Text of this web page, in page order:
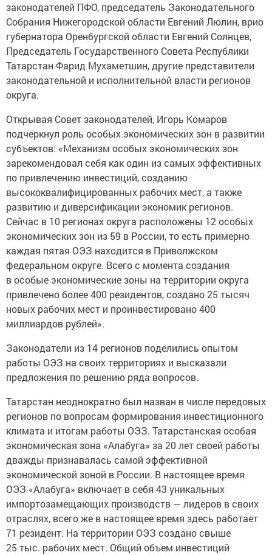
законодателей ПФО, председатель Законодательного
Собрания Нижегородской области Евгений Люлин, врио
губернатора Оренбургской области Евгений Солнцев,
Председатель Государственного Совета Республики
Татарстан Фарид Мухаметшин, другие представители
законодательной и исполнительной власти регионов
округа.
Открывая Совет законодателей, Игорь Комаров
подчеркнул роль особых экономических зон в развитии
субъектов: «Механизм особых экономических зон
зарекомендовал себя как один из самых эффективных
по привлечению инвестиций, созданию
высококвалифицированных рабочих мест, а также
развитию и диверсификации экономик регионов.
Сейчас в 10 регионах округа расположены 12 особых
экономических зон из 59 в России, то есть примерно
каждая пятая ОЭЗ находится в Приволжском
федеральном округе. Всего с момента создания
в особые экономические зоны на территории округа
привлечено более 400 резидентов, создано 25 тысяч
новых рабочих мест и проинвестировано 400
миллиардов рублей».
Законодатели из 14 регионов поделились опытом
работы ОЭЗ на своих территориях и высказали
предложения по решению ряда вопросов.
Татарстан неоднократно был назван в числе передовых
регионов по вопросам формирования инвестиционного
климата и итогам работы ОЭЗ. Татарстанская особая
экономическая зона «Алабуга» за 20 лет своей работы
дважды признавалась самой эффективной
экономической зоной в России. В настоящее время
ОЭЗ «Алабуга» включает в себя 43 уникальных
импортозамещающих производств — лидеров в своих
отраслях, всего же в настоящее время здесь работает
71 резидент. На территории ОЭЗ создано свыше
25 тыс. рабочих мест. Общий объем инвестиций